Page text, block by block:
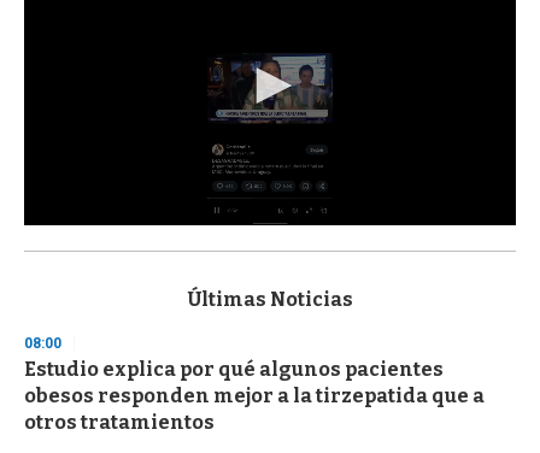
s
d
s
o
f
3
Últimas Noticias
08:00
Estudio explica por qué algunos pacientes
obesos responden mejor a la tirzepatida que a
otros tratamientos